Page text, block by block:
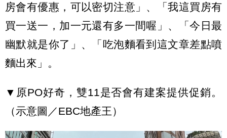
房會有優惠，可以密切注意」、「我這買房有
買一送一，加一元還有多一間喔」、「今日最
幽默就是你了」、「吃泡麵看到這文章差點噴
麵出來」。
▼原PO好奇，雙11是否會有建案提供促銷。
（示意圖／EBC地產王）